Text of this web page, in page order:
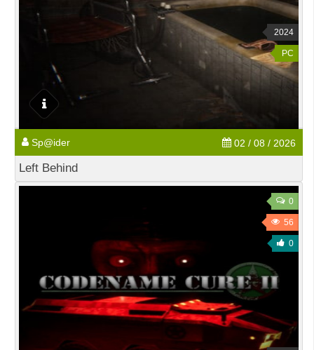
2024
PC
Sp@ider 02 / 08 / 2026
Left Behind
0
56
0